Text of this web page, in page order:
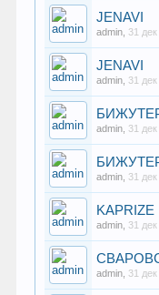
JENAVI
admin 31
JENAVI
admin 31
admin 31
admin 31
KAPRIZE
admin 31
admin 31